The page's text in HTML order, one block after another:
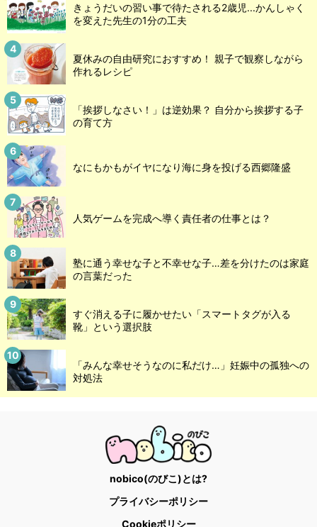
きょうだいの習い事で待たされる2歳児...かんしゃく
を変えた先生の1分の工夫
夏休みの自由研究におすすめ！ 親子で観察しながら
作れるレシピ
「挨拶しなさい！」は逆効果？ 自分から挨拶する子
の育て方
なにもかもがイヤになり海に身を投げる西郷隆盛
人気ゲームを完成へ導く責任者の仕事とは？
塾に通う幸せな子と不幸せな子…差を分けたのは家庭
の言葉だった
すぐ消える子に履かせたい「スマートタグが入る
靴」という選択肢
「みんな幸せそうなのに私だけ…」妊娠中の孤独への
対処法
nobico(のびこ)とは?
プライバシーポリシー
Cookieポリシー